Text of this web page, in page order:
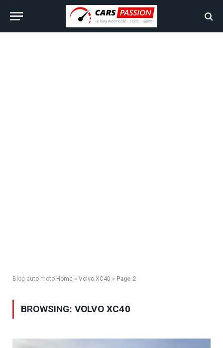
Blog auto-moto Home » Volvo XC40 » Page 2
BROWSING: VOLVO XC40